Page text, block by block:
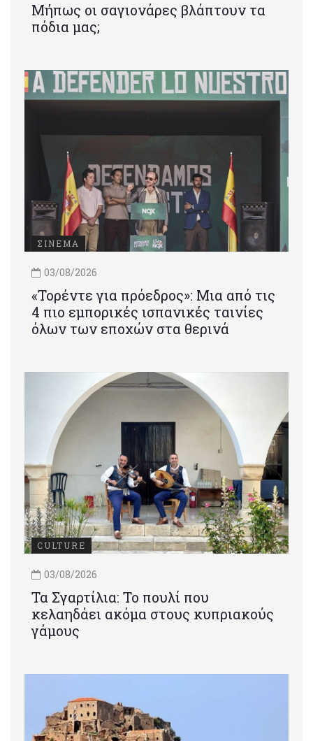
Μήπως οι σαγιονάρες βλάπτουν τα
πόδια μας;
ΣΙΝΕΜΑ
03/08/2026
«Τορέντε για πρόεδρος»: Mια από τις
4 πιο εμπορικές ισπανικές ταινίες
όλων των εποχών στα θερινά
CULTURE
03/08/2026
Τα Σγαρτίλια: Το πουλί που
κελαηδάει ακόμα στους κυπριακούς
γάμους